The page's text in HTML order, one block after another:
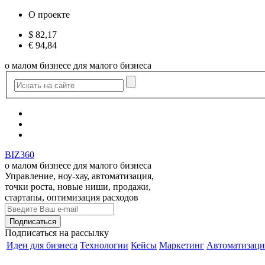
О проекте
$ 82,17
€ 94,84
о малом бизнесе для малого бизнеса
BIZ360
о малом бизнесе для малого бизнеса
Управление, ноу-хау, автоматизация,
точки роста, новые ниши, продажи,
стартапы, оптимизация расходов
Подписаться на рассылку
Идеи для бизнеса Технологии Кейсы Маркетинг